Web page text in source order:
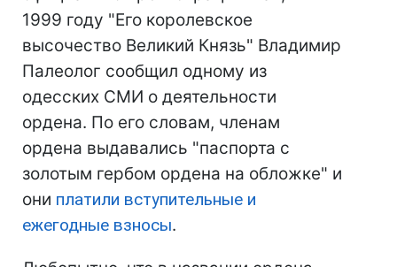
1999 году "Его королевское
высочество Великий Князь" Владимир
Палеолог сообщил одному из
одесских СМИ о деятельности
ордена. По его словам, членам
ордена выдавались "паспорта с
золотым гербом ордена на обложке" и
они платили вступительные и
ежегодные взносы.